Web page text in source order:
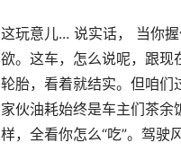
这玩意儿... 说实话， 当你
欲。这车，怎么说呢，跟现
轮胎，看着就结实。但咱们
家伙油耗始终是车主们茶余
样，全看你怎么“吃”。驾驶